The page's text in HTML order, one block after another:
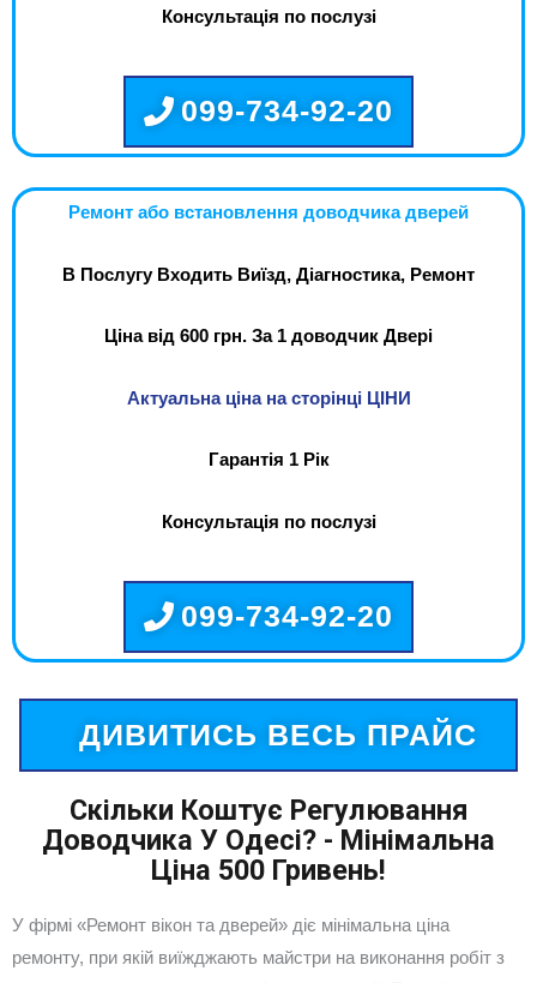
Консультація по послузі
099-734-92-20
Ремонт або встановлення доводчика дверей
В Послугу Входить Виїзд, Діагностика, Ремонт
Ціна від 600 грн. За 1 доводчик Двері
Актуальна ціна на сторінці ЦІНИ
Гарантія 1 Рік
Консультація по послузі
099-734-92-20
ДИВИТИСЬ ВЕСЬ ПРАЙС
Скільки Коштує Регулювання
Доводчика У Одесі? - Мінімальна
Ціна 500 Гривень!
У фірмі «Ремонт вікон та дверей» діє мінімальна ціна
ремонту, при якій виїжджають майстри на виконання робіт з